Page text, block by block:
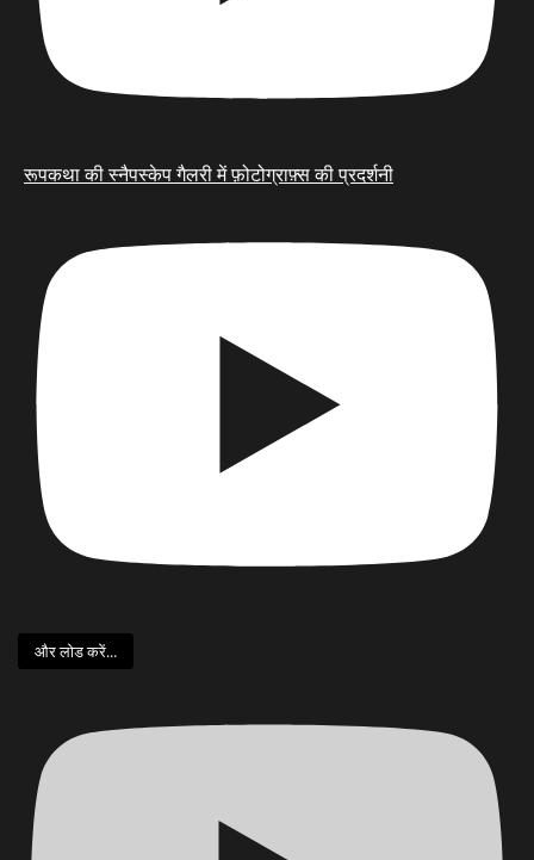
रूपकथा की स्नैपस्केप गैलरी में फ़ोटोग्राफ़्स की प्रदर्शनी
और लोड करें...